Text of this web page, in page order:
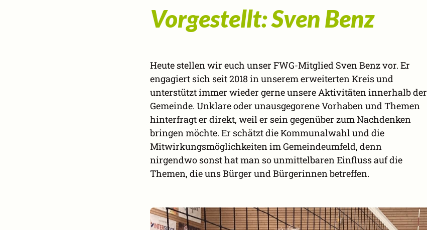
Vorgestellt: Sven Benz
Heute stellen wir euch unser FWG-Mitglied Sven Benz vor. Er
engagiert sich seit 2018 in unserem erweiterten Kreis und
unterstützt immer wieder gerne unsere Aktivitäten innerhalb der
Gemeinde. Unklare oder unausgegorene Vorhaben und Themen
hinterfragt er direkt, weil er sein gegenüber zum Nachdenken
bringen möchte. Er schätzt die Kommunalwahl und die
Mitwirkungsmöglichkeiten im Gemeindeumfeld, denn
nirgendwo sonst hat man so unmittelbaren Einfluss auf die
Themen, die uns Bürger und Bürgerinnen betreffen.